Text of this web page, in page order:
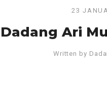
23
Ari
Written by